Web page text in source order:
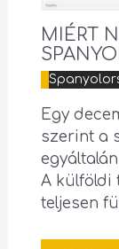
MIÉRT
Egy
szerint a
A külföldi
teljesen